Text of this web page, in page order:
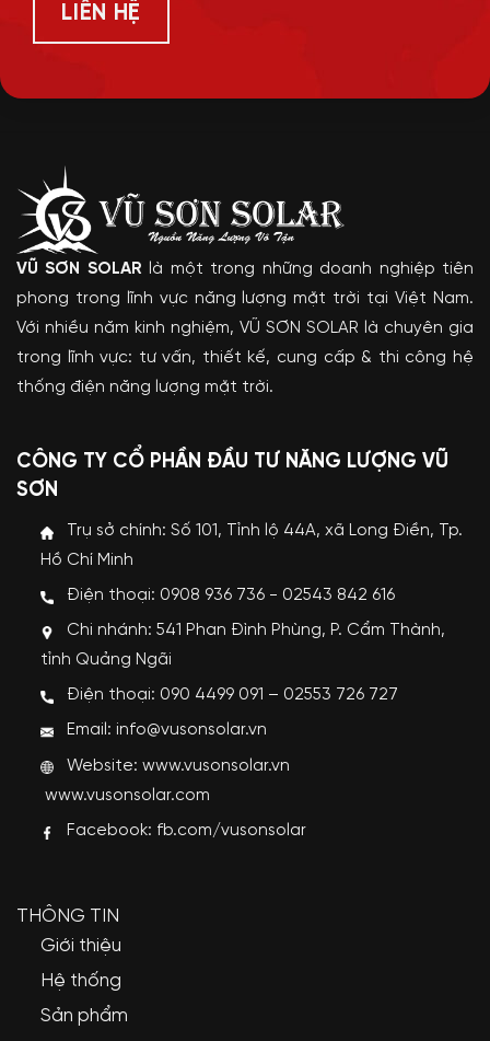
LIÊN HỆ
VŨ SƠN SOLAR là một trong những doanh nghiệp tiên
phong trong lĩnh vực năng lượng mặt trời tại Việt Nam.
Với nhiều năm kinh nghiệm, VŨ SƠN SOLAR là chuyên gia
trong lĩnh vực: tư vấn, thiết kế, cung cấp & thi công hệ
thống điện năng lượng mặt trời.
CÔNG TY CỔ PHẦN ĐẦU TƯ NĂNG LƯỢNG VŨ
SƠN
Trụ sở chính: Số 101, Tỉnh lộ 44A, xã Long Điền, Tp.
Hồ Chí Minh
Điện thoại: 0908 936 736 - 02543 842 616
Chi nhánh: 541 Phan Đình Phùng, P. Cẩm Thành,
tỉnh Quảng Ngãi
Điện thoại: 090 4499 091 – 02553 726 727
Email: info@vusonsolar.vn
Website:www.vusonsolar.vn
www.vusonsolar.com
Facebook: fb.com/vusonsolar
THÔNG TIN
Giới thiệu
Hệ thống
Sản phẩm